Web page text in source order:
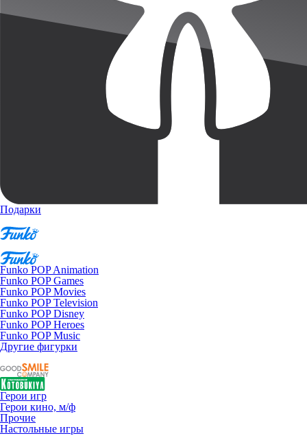
Подарки
Funko POP Animation
Funko POP Games
Funko POP Movies
Funko POP Television
Funko POP Disney
Funko POP Heroes
Funko POP Music
Другие фигурки
Герои игр
Герои кино, м/ф
Прочие
Настольные игры